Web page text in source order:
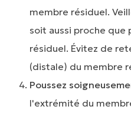
membre résiduel.
soit aussi proche que
résiduel. Évitez de
(distale) du membre
Poussez
l'extrémité du